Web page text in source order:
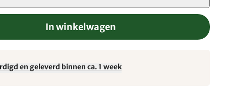
In winkelwagen
en geleverd binnen ca. 1 week